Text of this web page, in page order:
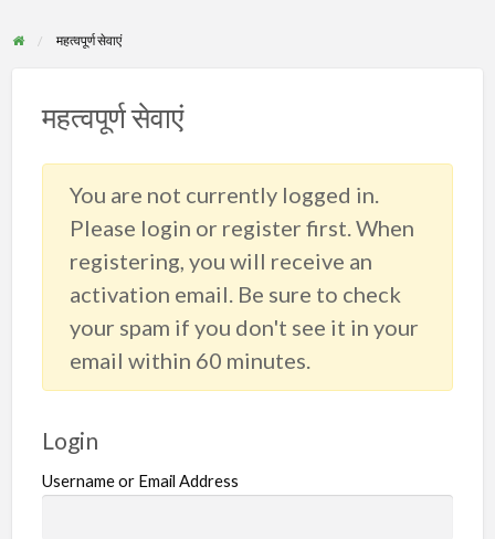
महत्वपूर्ण सेवाएं
महत्वपूर्ण सेवाएं
You are not currently logged in.
Please login or register first. When
registering, you will receive an
activation email. Be sure to check
your spam if you don't see it in your
email within 60 minutes.
Login
Username or Email Address